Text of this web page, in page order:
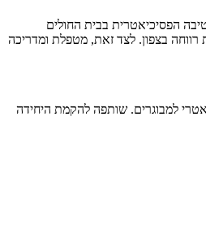
הפסיכיאטרית בבית החולים
רווחה בצפון. לצד זאת, מטפלת ומדריכה
למבוגרים. שותפה להקמת היחידה